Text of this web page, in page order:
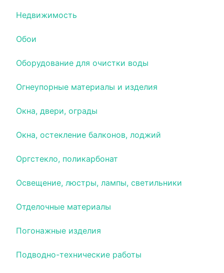
Недвижимость
Обои
Оборудование для очистки воды
Огнеупорные материалы и изделия
Окна, двери, ограды
Окна, остекление балконов, лоджий
Оргстекло, поликарбонат
Освещение, люстры, лампы, светильники
Отделочные материалы
Погонажные изделия
Подводно-технические работы